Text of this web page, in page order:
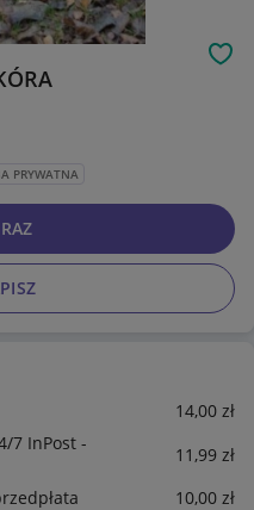
PRYWATNA
14,00 zł
7 InPost -
11 ,99 zł
10,00 zł